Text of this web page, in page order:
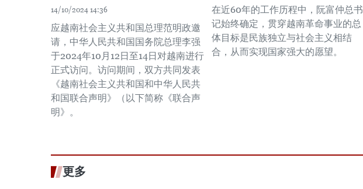
14/10/2024 14:36
应越南社会主义共和国总理范明政邀
请，中华人民共和国国务院总理李强
于2024年10月12日至14日对越南进行
正式访问。访问期间，双方共同发表
《越南社会主义共和国和中华人民共
和国联合声明》（以下简称《联合声
明》。
在近60年的工作历程中，阮富仲总书
记始终确定，贯穿越南革命事业的总
体目标是民族独立与社会主义相结
合，从而实现国家强大的愿望。
更多